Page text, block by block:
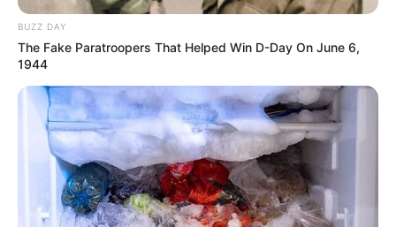
BUZZ DAY
The Fake Paratroopers That Helped Win D-Day On June 6,
1944